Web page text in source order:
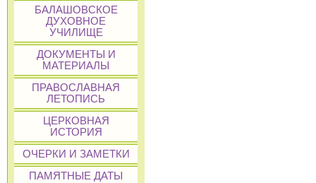
БАЛАШОВСКОЕ
ДУХОВНОЕ
УЧИЛИЩЕ
ДОКУМЕНТЫ И
МАТЕРИАЛЫ
ПРАВОСЛАВНАЯ
ЛЕТОПИСЬ
ЦЕРКОВНАЯ
ИСТОРИЯ
ОЧЕРКИ И ЗАМЕТКИ
ПАМЯТНЫЕ ДАТЫ